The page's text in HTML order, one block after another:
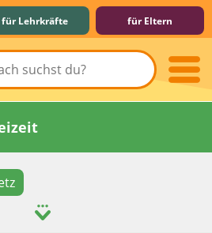
für Lehrkräfte für Eltern